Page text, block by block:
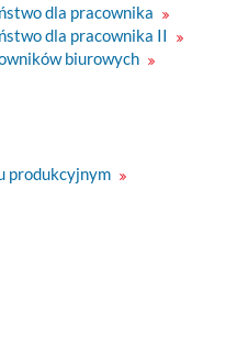
dla pracownika
dla pracownika II
biurowych
produkcyjnym